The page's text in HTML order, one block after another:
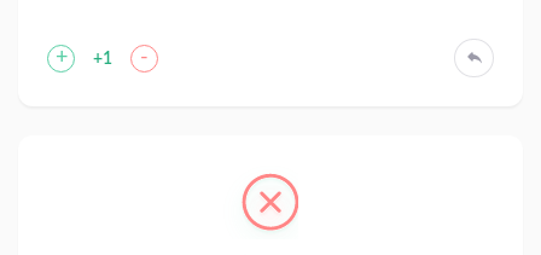
+ +1 -